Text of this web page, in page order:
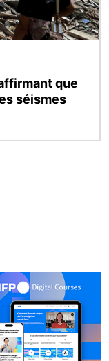
que
séismes